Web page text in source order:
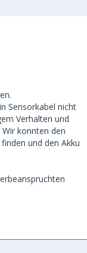
Sensorkabel nicht
Verhalten und
konnten den
und den Akku